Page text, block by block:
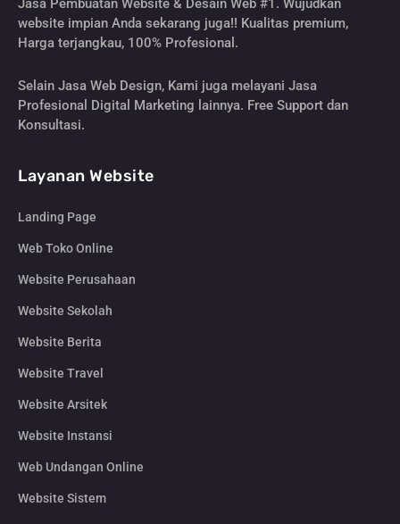
Jasa Pembuatan Website & Desain Web #1. Wujudkan
website impian Anda sekarang juga!! Kualitas premium,
Harga terjangkau, 100% Profesional.
Selain Jasa Web Design, Kami juga melayani Jasa
Profesional Digital Marketing lainnya. Free Support dan
Konsultasi.
Layanan Website
Landing Page
Web Toko Online
Website Perusahaan
Website Sekolah
Website Berita
Website Travel
Website Arsitek
Website Instansi
Web Undangan Online
Website Sistem